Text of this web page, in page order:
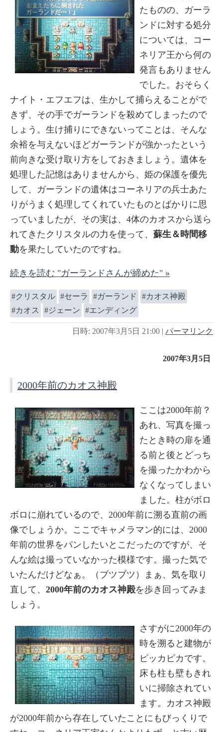
たものの、ガーラ
ンドに対する処分
については、コー
ネリア王から何の
発言もありません
でした。おそらく
ナイト・エフエフは、生かして捕らえることがで
きず、その手でガーランドを殺めてしまったので
しょう。生け捕りにできないってことは、そんな
余裕を与えないほどガーランドが強かったという
前向きな受け取り方をしておきましょう。遺体を
処理した記憶はありませんから、姫の保護を優先
して、ガーランドの遺体はコーネリアの兵士あた
りがうまく処理してくれていたものとばかりに思
っていましたが、その実は、4体のカオスから送ら
れてきたクリスタルの力を使って、 蘇生＆時間移
動を果たしていたのですね。
続きを読む "ガーランドさんが締めた" »
クリスタル セーラ ガーランド
カオス神殿
カオス
ジェーン エンディング
日時: 2007年3月5日 21:00 | パーマリンク
2007年3月5日
2000年前のカオス神殿
ここは2000年前？
あれ、写真を撮っ
たとき時の扉を通
る前と後とどっち
を撮ったかわから
なくなってしまい
ました。柱がボロ
ボロに崩れているので、2000年前に溯る直前の画
像でしょうか。ここでキャメラマン的には、2000
年前の世界をパンしたいとこだったのですが、そ
んな絵は撮っていなかった模様です。撮った気で
いたんだけどなぁ。（ブツブツ）まぁ、気を取り
直して、 2000年前のカオス神殿を歩き回ってみま
しょう。
さすがに2000年の
時を溯ると建物が
ピッカピカです。
床も柱も壁もきれ
いに掃除されてい
ます。カオス神殿
が2000年前から存在していたことにもびっくりで